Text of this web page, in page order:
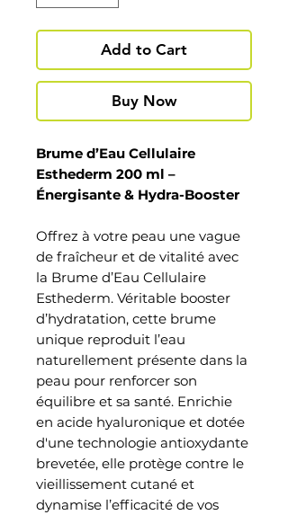
Add to Cart
Buy Now
Brume d’Eau Cellulaire
Esthederm 200 ml –
Énergisante & Hydra-Booster
Offrez à votre peau une vague
de fraîcheur et de vitalité avec
la Brume d’Eau Cellulaire
Esthederm. Véritable booster
d’hydratation, cette brume
unique reproduit l’eau
naturellement présente dans la
peau pour renforcer son
équilibre et sa santé. Enrichie
en acide hyaluronique et dotée
d'une technologie antioxydante
brevetée, elle protège contre le
vieillissement cutané et
dynamise l’efficacité de vos